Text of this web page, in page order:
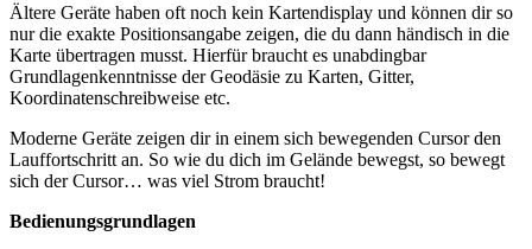
Ältere Geräte haben oft noch kein Kartendisplay und können dir so
nur die exakte Positionsangabe zeigen, die du dann händisch in die
Karte übertragen musst. Hierfür braucht es unabdingbar
Grundlagenkenntnisse der Geodäsie zu Karten, Gitter,
Koordinatenschreibweise etc.
Moderne Geräte zeigen dir in einem sich bewegenden Cursor den
Lauffortschritt an. So wie du dich im Gelände bewegst, so bewegt
sich der Cursor… was viel Strom braucht!
Bedienungsgrundlagen